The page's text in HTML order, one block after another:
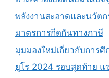
พลังงานสะอาดและนวัตก
มาตรการกีดกันทางภาษี
มุมมองใหม่เกี่ยวกับการศึ
ยูโร 2024 รอบสุดท้าย